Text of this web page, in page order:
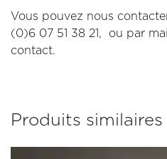
Vous pouvez nous
(0)6 07 51 38 21, ou par
contact.
Produits similaires